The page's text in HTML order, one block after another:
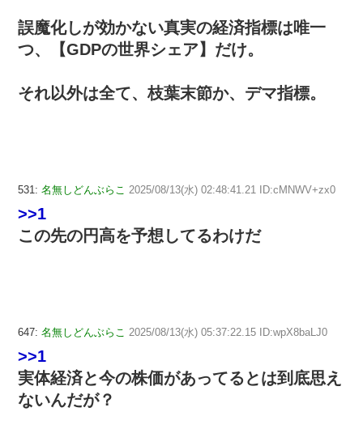
誤魔化しが効かない真実の経済指標は唯一
つ、【GDPの世界シェア】だけ。
それ以外は全て、枝葉末節か、デマ指標。
531: 名無しどんぶらこ 2025/08/13(水) 02:48:41.21 ID:cMNWV+zx0
>>1
この先の円高を予想してるわけだ
647: 名無しどんぶらこ 2025/08/13(水) 05:37:22.15 ID:wpX8baLJ0
>>1
実体経済と今の株価があってるとは到底思え
ないんだが？